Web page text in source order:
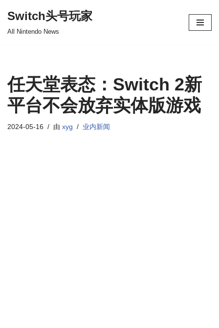
Switch头号玩家
All Nintendo News
任天堂表态：Switch 2新
平台不会放弃实体版游戏
2024-05-16 由 xyg 业内新闻